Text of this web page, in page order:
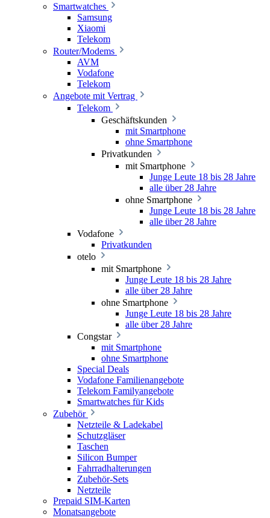
Smartwatches
Samsung
Xiaomi
Telekom
Router/Modems
AVM
Vodafone
Telekom
Angebote mit Vertrag
Telekom
Geschäftskunden
mit Smartphone
ohne Smartphone
Privatkunden
mit Smartphone
Junge Leute 18 bis 28 Jahre
alle über 28 Jahre
ohne Smartphone
Junge Leute 18 bis 28 Jahre
alle über 28 Jahre
Vodafone
Privatkunden
otelo
mit Smartphone
Junge Leute 18 bis 28 Jahre
alle über 28 Jahre
ohne Smartphone
Junge Leute 18 bis 28 Jahre
alle über 28 Jahre
Congstar
mit Smartphone
ohne Smartphone
Special Deals
Vodafone Familienangebote
Telekom Familyangebote
Smartwatches für Kids
Zubehör
Netzteile & Ladekabel
Schutzgläser
Taschen
Silicon Bumper
Fahrradhalterungen
Zubehör-Sets
Netzteile
Prepaid SIM-Karten
Monatsangebote